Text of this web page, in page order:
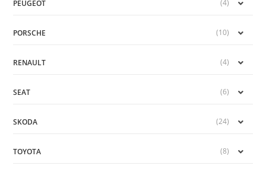
PEUGEOT (4)
PORSCHE (10)
RENAULT (4)
SEAT (6)
SKODA (24)
TOYOTA (8)